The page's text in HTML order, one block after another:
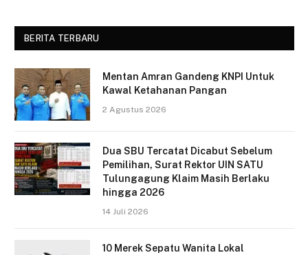
BERITA TERBARU
Mentan Amran Gandeng KNPI Untuk
Kawal Ketahanan Pangan
2 Agustus 2026
Dua SBU Tercatat Dicabut Sebelum
Pemilihan, Surat Rektor UIN SATU
Tulungagung Klaim Masih Berlaku
hingga 2026
14 Juli 2026
10 Merek Sepatu Wanita Lokal